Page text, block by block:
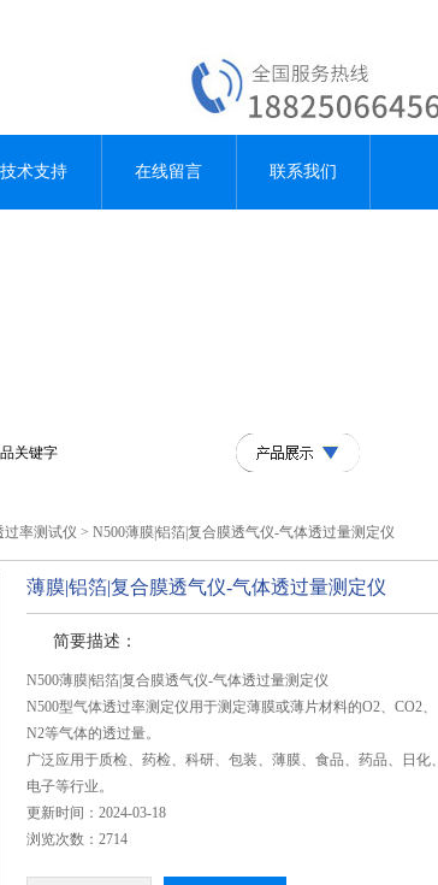
技术支持 在线留言 联系我们
过率测试仪 > N500薄膜|铝箔|复合膜透气仪-气体透过量测定仪
薄膜|铝箔|复合膜透气仪-气体透过量测定仪
简要描述：
N500薄膜|铝箔|复合膜透气仪-气体透过量测定仪
N500型气体透过率测定仪用于测定薄膜或薄片材料的O2、CO2、
N2等气体的透过量。
广泛应用于质检、药检、科研、包装、薄膜、食品、药品、日化、
电子等行业。
更新时间：2024-03-18
浏览次数：2714